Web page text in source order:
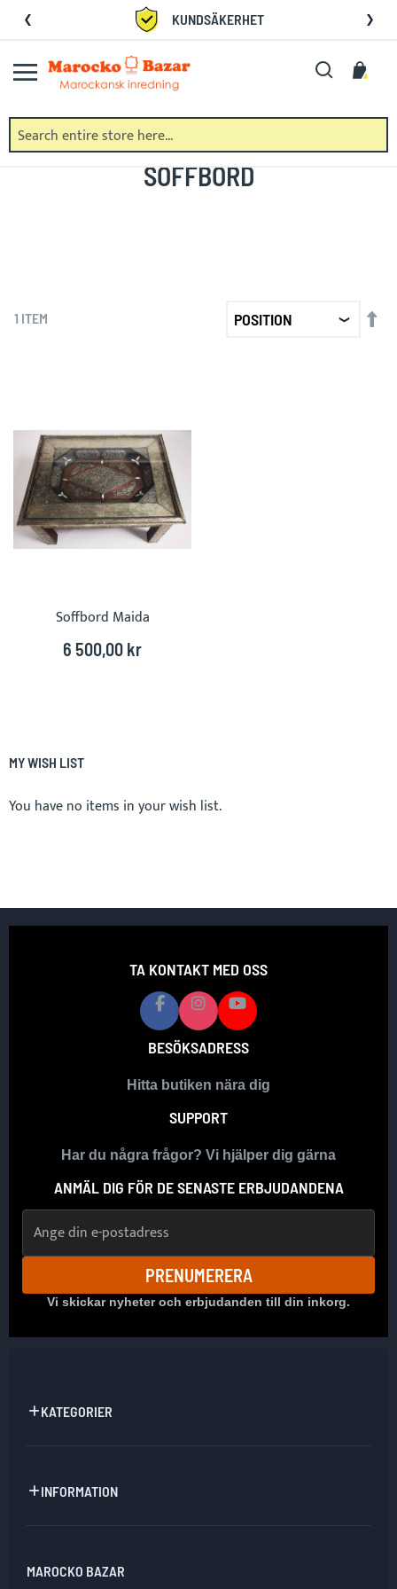
Skip
KUNDSÄKERHET
Search
SOFFBORD
1 ITEM
SET
Soffbord Maida
6 500,00 kr
MY WISH LIST
You have no items in your wish list.
TA KONTAKT MED OSS
BESÖKSADRESS
Hitta butiken nära dig
SUPPORT
Har du några frågor? Vi hjälper dig gärna
ANMÄL DIG FÖR DE SENASTE ERBJUDANDENA
PRENUMERERA
Vi skickar nyheter och erbjudanden till din inkorg.
KATEGORIER
INFORMATION
MAROCKO BAZAR